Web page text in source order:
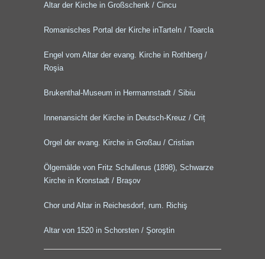
Altar der Kirche in Großschenk / Cincu
Romanisches Portal der Kirche inTarteln / Toarcla
Engel vom Altar der evang. Kirche in Rothberg /
Roşia
Brukenthal-Museum in Hermannstadt / Sibiu
Innenansicht der Kirche in Deutsch-Kreuz / Criț
Orgel der evang. Kirche in Großau / Cristian
Ölgemälde von Fritz Schullerus (1898), Schwarze
Kirche in Kronstadt / Braşov
Chor und Altar in Reichesdorf, rum. Richiş
Altar von 1520 in Schorsten / Şoroştin